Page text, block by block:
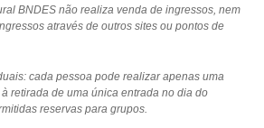
BNDES não realiza venda de ingressos, nem
através de outros sites ou pontos de
cada pessoa pode realizar apenas uma
retirada de uma única entrada no dia do
reservas para grupos.